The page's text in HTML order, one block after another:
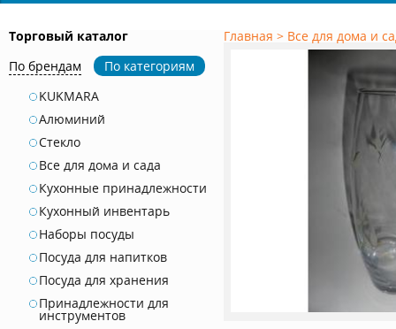
Торговый каталог
По брендам
По категориям
KUKMARA
Алюминий
Стекло
Все для дома и сада
Кухонные принадлежности
Кухонный инвентарь
Наборы посуды
Посуда для напитков
Посуда для хранения
Принадлежности для
инструментов
Главная > Все для дома и